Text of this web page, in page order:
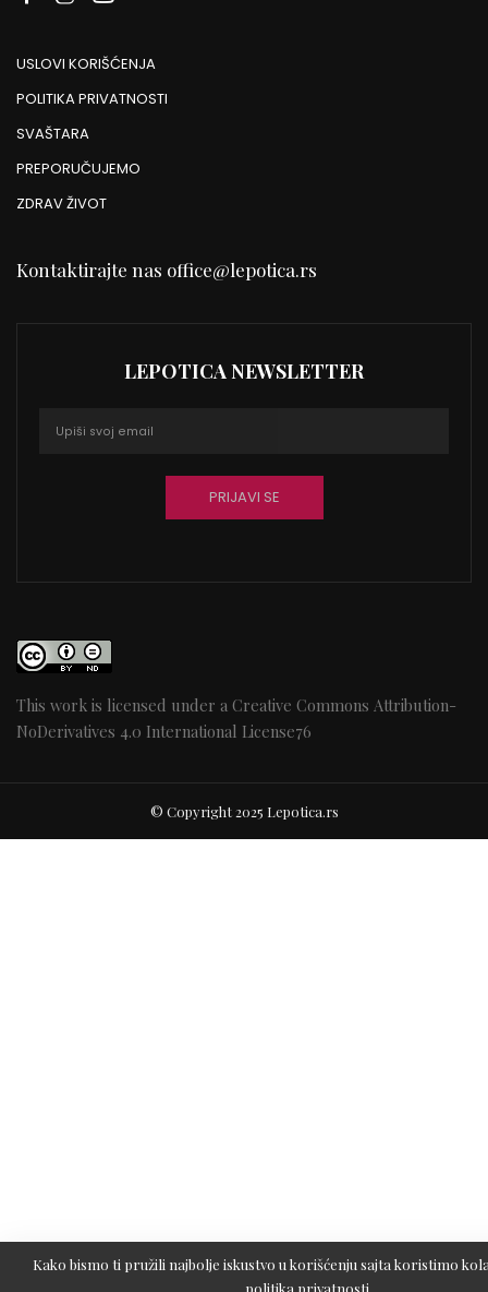
USLOVI KORIŠĆENJA
POLITIKA PRIVATNOSTI
SVAŠTARA
PREPORUČUJEMO
ZDRAV ŽIVOT
Kontaktirajte nas office@lepotica.rs
LEPOTICA NEWSLETTER
This work is licensed under a Creative Commons Attribution-
NoDerivatives 4.0 International License76
© Copyright 2025 Lepotica.rs
Kako bismo ti pružili najbolje iskustvo u korišćenju sajta koristimo
politika privatnosti